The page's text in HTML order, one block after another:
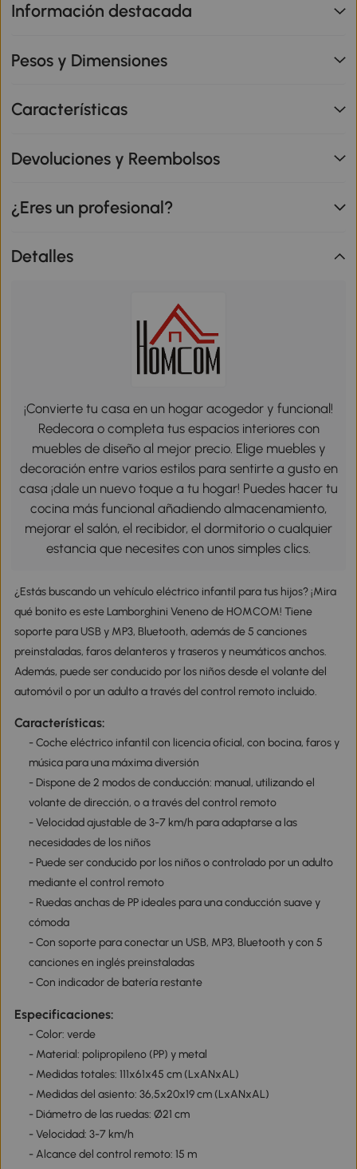
Información destacada
Pesos y Dimensiones
Características
Devoluciones y Reembolsos
¿Eres un profesional?
Detalles
¡Convierte tu casa en un hogar acogedor y funcional!
Redecora o completa tus espacios interiores con
muebles de diseño al mejor precio. Elige muebles y
decoración entre varios estilos para sentirte a gusto en
casa ¡dale un nuevo toque a tu hogar! Puedes hacer tu
cocina más funcional añadiendo almacenamiento,
mejorar el salón, el recibidor, el dormitorio o cualquier
estancia que necesites con unos simples clics.
¿Estás buscando un vehículo eléctrico infantil para tus hijos? ¡Mira
qué bonito es este Lamborghini Veneno de HOMCOM! Tiene
soporte para USB y MP3, Bluetooth, además de 5 canciones
preinstaladas, faros delanteros y traseros y neumáticos anchos.
Además, puede ser conducido por los niños desde el volante del
automóvil o por un adulto a través del control remoto incluido.
Características:
- Coche eléctrico infantil con licencia oficial, con bocina, faros y
música para una máxima diversión
- Dispone de 2 modos de conducción: manual, utilizando el
volante de dirección, o a través del control remoto
- Velocidad ajustable de 3-7 km/h para adaptarse a las
necesidades de los niños
- Puede ser conducido por los niños o controlado por un adulto
mediante el control remoto
- Ruedas anchas de PP ideales para una conducción suave y
cómoda
- Con soporte para conectar un USB, MP3, Bluetooth y con 5
canciones en inglés preinstaladas
- Con indicador de batería restante
Especificaciones:
- Color: verde
- Material: polipropileno (PP) y metal
- Medidas totales: 111x61x45 cm (LxANxAL)
- Medidas del asiento: 36,5x20x19 cm (LxANxAL)
- Diámetro de las ruedas: Ø21 cm
- Velocidad: 3-7 km/h
- Alcance del control remoto: 15 m